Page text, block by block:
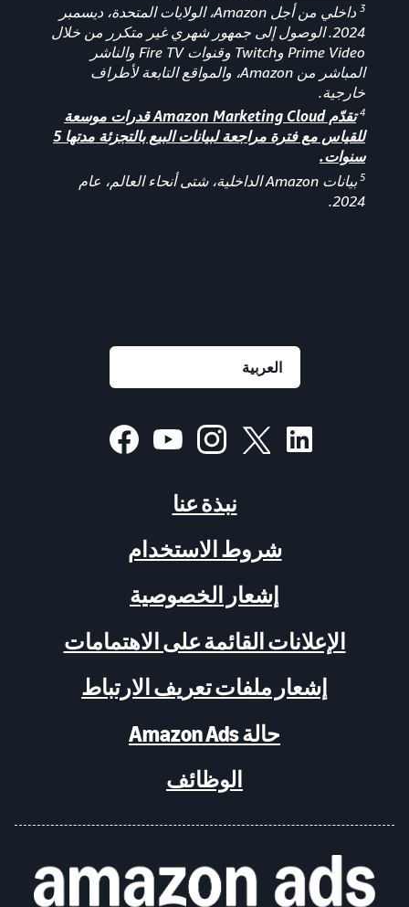
3
داخلي من أجل Amazon، الولايات المتحدة، ديسمبر
2024. الوصول إلى جمهور شهري غير متكرر من خلال
Prime Video وTwitch وقنوات Fire TV والناشر
المباشر من Amazon، والمواقع التابعة لأطراف
خارجية.
4
تقدّم Amazon Marketing Cloud قدرات موسعة
للقياس مع فترة مراجعة لبيانات البيع بالتجزئة مدتها 5
سنوات.
5
بيانات Amazon الداخلية، شتى أنحاء العالم، عام
2024.
نبذة عنا
شروط الاستخدام
إشعار الخصوصية
الإعلانات القائمة على الاهتمامات
إشعار ملفات تعريف الارتباط
حالة Amazon Ads
الوظائف